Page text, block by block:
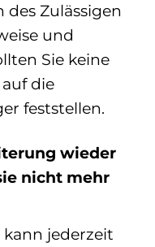
Zulässigen
und
Sie keine
die
feststellen.
wieder
nicht mehr
jederzeit